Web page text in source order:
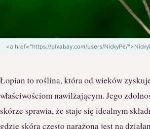
<a href="https://pixabay.com/users/NickyPe/
Łopian to roślina, która od wieków
właściwościom nawilżającym. Jego
skórze sprawia, że staje się idealnym
gdzie skóra często narażona jest na